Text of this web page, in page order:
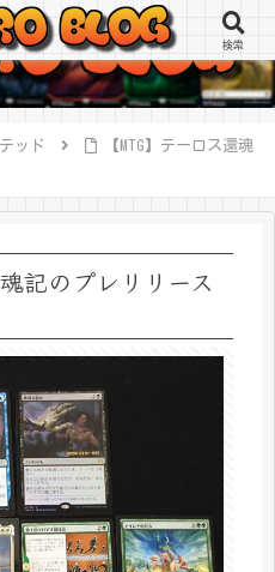
ッド
【MTG】テーロス還魂
記のプレリリース
検索